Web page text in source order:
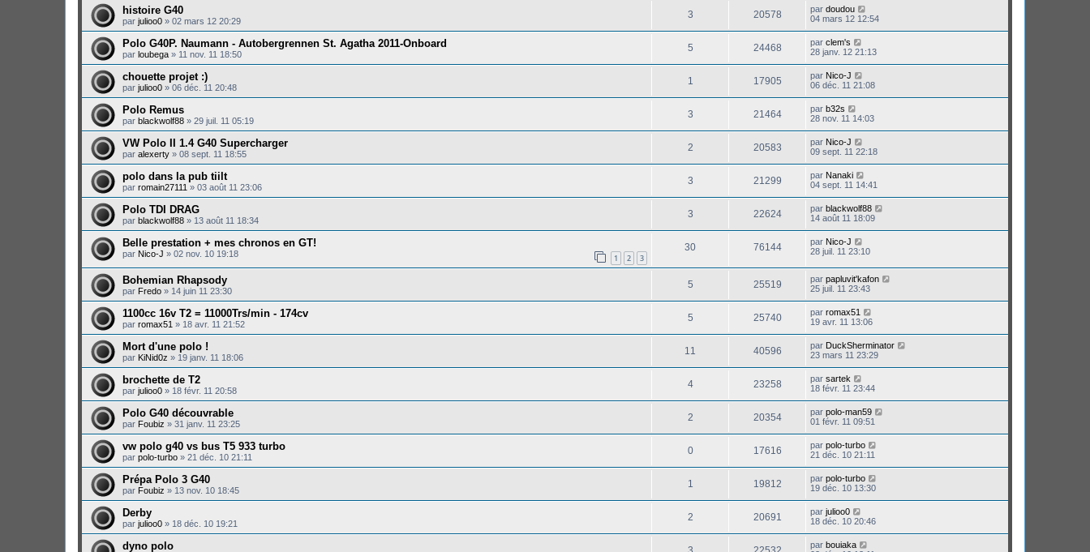
histoire G40
par julioo0 » 02 mars 12 20:29
3 20578 par doudou
04 mars 12 12:54
Polo G40P. Naumann - Autobergrennen St. Agatha 2011-Onboard
par loubega » 11 nov. 11 18:50
5 24468 par clem's
28 janv. 12 21:13
chouette projet :)
par julioo0 » 06 déc. 11 20:48
1 17905 par Nico-J
06 déc. 11 21:08
Polo Remus
par blackwolf88 » 29 juil. 11 05:19
3 21464 par b32s
28 nov. 11 14:03
VW Polo II 1.4 G40 Supercharger
par alexerty » 08 sept. 11 18:55
2 20583 par Nico-J
09 sept. 11 22:18
polo dans la pub tiilt
par romain27111 » 03 août 11 23:06
3 21299 par Nanaki
04 sept. 11 14:41
Polo TDI DRAG
par blackwolf88 » 13 août 11 18:34
3 22624 par blackwolf88
14 août 11 18:09
Belle prestation + mes chronos en GT!
par Nico-J » 02 nov. 10 19:18 1 2 3
30 76144 par Nico-J
28 juil. 11 23:10
Bohemian Rhapsody
par Fredo » 14 juin 11 23:30
5 25519 par papluvit'kafon
25 juil. 11 23:43
1100cc 16v T2 = 11000Trs/min - 174cv
par romax51 » 18 avr. 11 21:52
5 25740 par romax51
19 avr. 11 13:06
Mort d'une polo !
par KiNid0z » 19 janv. 11 18:06
11 40596 par DuckSherminator
23 mars 11 23:29
brochette de T2
par julioo0 » 18 févr. 11 20:58
4 23258 par sartek
18 févr. 11 23:44
Polo G40 découvrable
par Foubiz » 31 janv. 11 23:25
2 20354 par polo-man59
01 févr. 11 09:51
vw polo g40 vs bus T5 933 turbo
par polo-turbo » 21 déc. 10 21:11
0 17616 par polo-turbo
21 déc. 10 21:11
Prépa Polo 3 G40
par Foubiz » 13 nov. 10 18:45
1 19812 par polo-turbo
19 déc. 10 13:30
Derby
par julioo0 » 18 déc. 10 19:21
2 20691 par julioo0
18 déc. 10 20:46
dyno polo par bouiaka